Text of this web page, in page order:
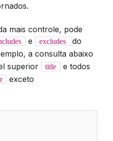
mais controle, pode
e excludes
do
a consulta abaixo
superior
title
e todos
exceto